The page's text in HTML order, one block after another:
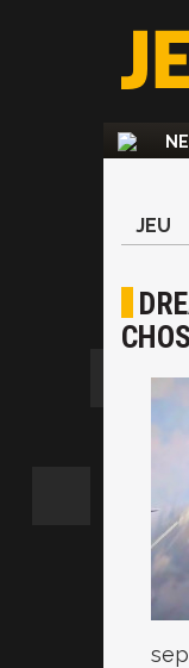
JEU